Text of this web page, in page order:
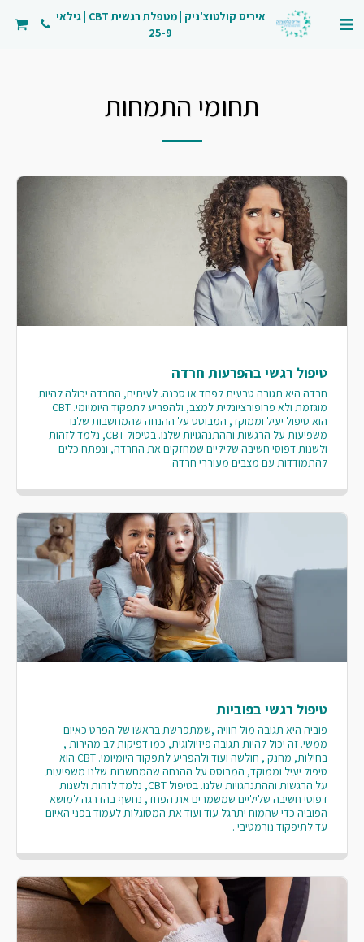
איריס קולטוצ'ניק | מטפלת רגשית CBT | גילאי
25-9
תחומי התמחות
טיפול רגשי בהפרעות חרדה
חרדה היא תגובה טבעית לפחד או סכנה. לעיתים, החרדה יכולה להיות
מוגזמת ולא פרופורציונלית למצב, ולהפריע לתפקוד היומיומי. CBT
הוא טיפול יעיל וממוקד, המבוסס על ההנחה שהמחשבות שלנו
משפיעות על הרגשות וההתנהגויות שלנו. בטיפול CBT, נלמד לזהות
ולשנות דפוסי חשיבה שליליים שמחזקים את החרדה, ונפתח כלים
להתמודדות עם מצבים מעוררי חרדה.
טיפול רגשי בפוביות
פוביה היא תגובה מול חוויה ,שמתפרשת בראשו של הפרט כאיום
ממשי. זה יכול להיות תגובה פיזיולוגית, כמו דפיקות לב מהירות ,
בחילות, מחנק , חולשה ועוד ולהפריע לתפקוד היומיומי. CBT הוא
טיפול יעיל וממוקד, המבוסס על ההנחה שהמחשבות שלנו משפיעות
על הרגשות וההתנהגויות שלנו. בטיפול CBT, נלמד לזהות ולשנות
דפוסי חשיבה שליליים שמשמרים את הפחד, נחשף בהדרגה למושא
הפוביה כדי שהמוח יתרגל עוד ועוד את המסוגלות לעמוד בפני האיום
עד לתיפקוד נורמטיבי .